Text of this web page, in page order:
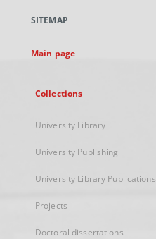
new
SITEMAP
Main page
Collections
University Library
University Publishing
University Library Publications
Projects
Doctoral dissertations